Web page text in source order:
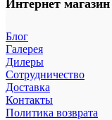
Интернет магазин
Блог
Галерея
Дилеры
Сотрудничество
Доставка
Контакты
Политика возврата